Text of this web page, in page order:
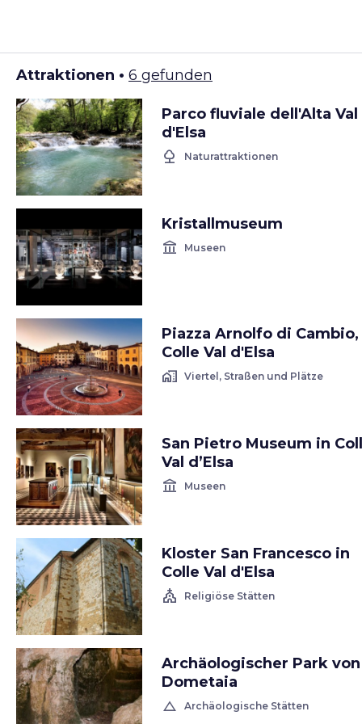
Attraktionen • 6 gefunden
Parco fluviale dell'Alta Val
d'Elsa
nature Naturattraktionen
Kristallmuseum
account_balance Museen
Piazza Arnolfo di Cambio,
Colle Val d'Elsa
home_work Viertel, Straßen und Plätze
San Pietro Museum in
Val d’Elsa
account_balance Museen
Kloster San Francesco in
Colle Val d'Elsa
church Religiöse Stätten
Archäologischer Park von
Dometaia
change_history Archäologische Stätten